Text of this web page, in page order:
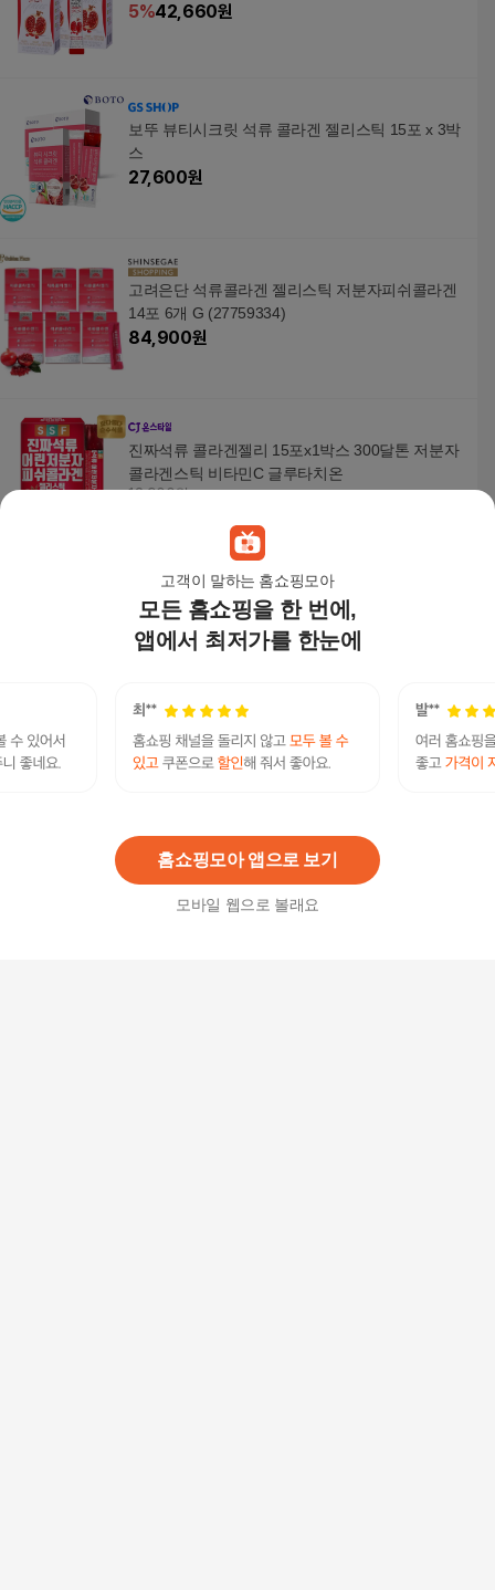
고객이 말하는 홈쇼핑모아
모든 홈쇼핑을 한 번에,
앱에서 최저가를 한눈에
홈쇼핑모아 앱으로 보기
모바일 웹으로 볼래요
5%42,660원
보뚜 뷰티시크릿 석류 콜라겐 젤리스틱 15포 x 3박
스
27,600원
고려은단 석류콜라겐 젤리스틱 저분자피쉬콜라겐
14포 6개 G (27759334)
84,900원
진짜석류 콜라겐젤리 15포x1박스 300달톤 저분자
콜라겐스틱 비타민C 글루타치온
13,900원
보뚜 뷰티시크릿 석류 콜라겐 젤리스틱 15포 x 2박
스
19,500 원
석류콜라겐 젤리 스틱 10박스 (총 140포) 300달톤